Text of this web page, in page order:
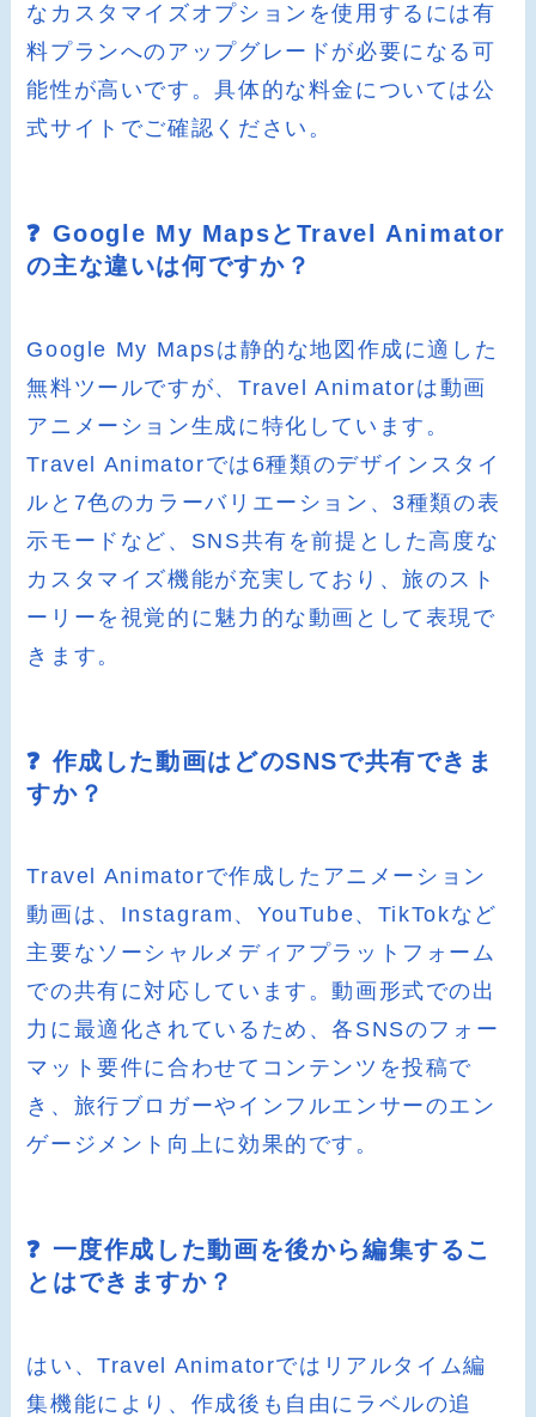
なカスタマイズオプションを使用するには有
料プランへのアップグレードが必要になる可
能性が高いです。具体的な料金については公
式サイトでご確認ください。
❓ Google My MapsとTravel Animator
の主な違いは何ですか？
Google My Mapsは静的な地図作成に適した
無料ツールですが、Travel Animatorは動画
アニメーション生成に特化しています。
Travel Animatorでは6種類のデザインスタイ
ルと7色のカラーバリエーション、3種類の表
示モードなど、SNS共有を前提とした高度な
カスタマイズ機能が充実しており、旅のスト
ーリーを視覚的に魅力的な動画として表現で
きます。
❓ 作成した動画はどのSNSで共有できま
すか？
Travel Animatorで作成したアニメーション
動画は、Instagram、YouTube、TikTokなど
主要なソーシャルメディアプラットフォーム
での共有に対応しています。動画形式での出
力に最適化されているため、各SNSのフォー
マット要件に合わせてコンテンツを投稿で
き、旅行ブロガーやインフルエンサーのエン
ゲージメント向上に効果的です。
❓ 一度作成した動画を後から編集するこ
とはできますか？
はい、Travel Animatorではリアルタイム編
集機能により、作成後も自由にラベルの追